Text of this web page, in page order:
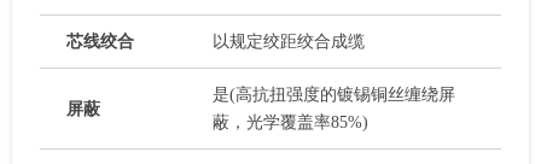
芯线绞合 以规定绞距绞合成缆
屏蔽
是(高抗扭强度的镀锡铜丝缠绕屏
蔽，光学覆盖率85%)